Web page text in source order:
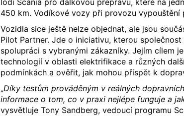
lodi Scania pro dálkovou přepravu, které na
450 km. Vodíkové vozy při provozu vypouštění
Vozidla sice ještě nelze objednat, ale jsou
Pilot Partner. Jde o iniciativu, kterou
spolupráci s vybranými zákazníky. Jejím cílem
technologií v oblasti elektrifikace a různých
podmínkách a ověřit, jak mohou přispět k
„Díky testům prováděným v reálných
informace o tom, co v praxi nejlépe funguje a
vysvětluje Tony Sandberg, vedoucí programu